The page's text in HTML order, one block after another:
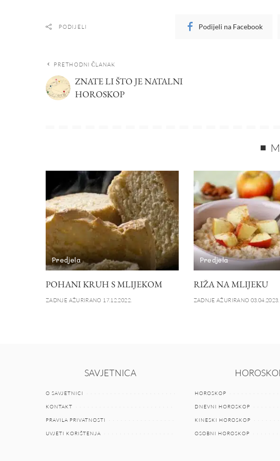
PODIJELI Podijeli na Facebook
PRETHODNI ČLANAK
ZNATE LI ŠTO JE NATALNI
HOROSKOP
Predjela
POHANI KRUH S MLIJEKOM
ZADNJE AŽURIRANO 17.12.2022.
Predjela
RIŽA NA MLIJEKU
ZADNJE AŽURIRANO 03.04.2023.
SAVJETNICA
O SAVJETNICI
KONTAKT
PRAVILA PRIVATNOSTI
UVJETI KORIŠTENJA
HOROSKOP
DNEVNI HOROSKOP
KINESKI HOROSKOP
OSOBNI HOROSKOP